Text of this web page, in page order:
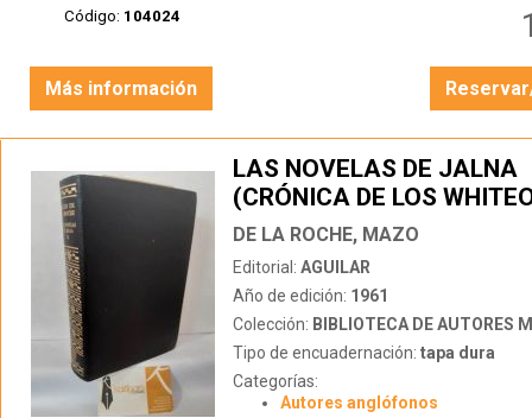
Código: 104024
Más información
LAS NOVELAS DE JALNA
(CRÓNICA DE LOS
TOMO II
DE LA ROCHE, MAZO
Editorial: AGUILAR
Año de edición: 1961
Colección: BIBLIOTECA DE AUTORES
Tipo de encuadernación: tapa dura
Categorías:
Autores anglófonos